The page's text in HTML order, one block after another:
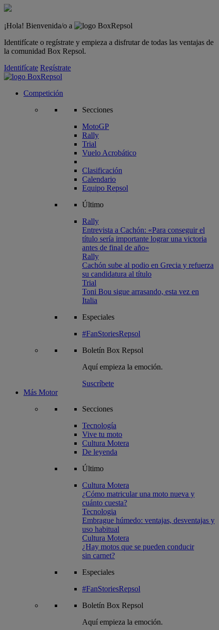
¡Hola! Bienvenida/o a
Identifícate o regístrate y empieza a disfrutar de todas las ventajas de
la comunidad Box Repsol.
Identifícate Regístrate
Competición
Secciones
MotoGP
Rally
Trial
Vuelo Acrobático
Clasificación
Calendario
Equipo Repsol
Último
Rally
Entrevista a Cachón: «Para conseguir el
título sería importante lograr una victoria
antes de final de año»
Rally
Cachón sube al podio en Grecia y refuerza
su candidatura al título
Trial
Toni Bou sigue arrasando, esta vez en
Italia
Especiales
#FanStoriesRepsol
Boletín Box Repsol
Aquí empieza la emoción.
Suscríbete
Más Motor
Secciones
Tecnología
Vive tu moto
Cultura Motera
De leyenda
Último
Cultura Motera
¿Cómo matricular una moto nueva y
cuánto cuesta?
Tecnologia
Embrague húmedo: ventajas, desventajas y
uso habitual
Cultura Motera
¿Hay motos que se pueden conducir
sin carnet?
Especiales
#FanStoriesRepsol
Boletín Box Repsol
Aquí empieza la emoción.